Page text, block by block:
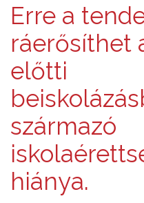
Erre a
ráerősíthet
előtti
származó
hiánya.